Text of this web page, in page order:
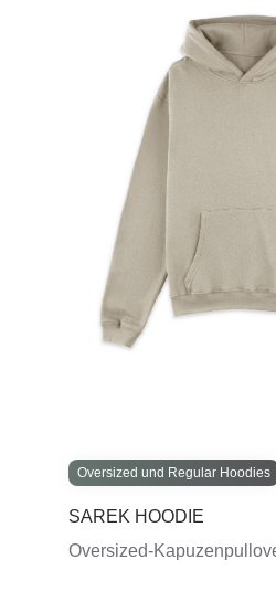
Oversized und Regular Hoodies
SAREK HOODIE
Oversized-